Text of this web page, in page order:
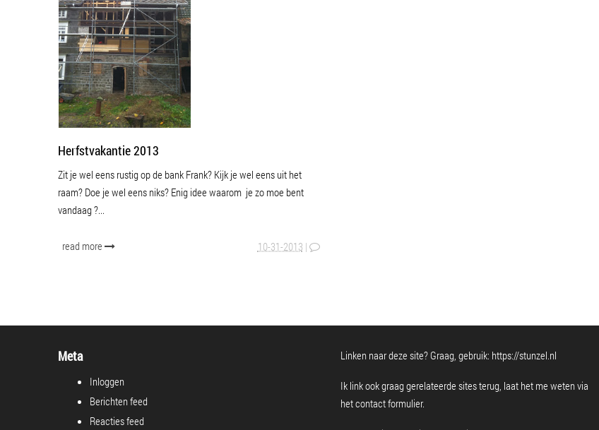
Herfstvakantie 2013
Zit je wel eens rustig op de bank Frank? Kijk je wel eens uit het
raam? Doe je wel eens niks? Enig idee waarom je zo moe bent
vandaag ?...
read more 10-31-2013 |
Meta
Inloggen
Berichten feed
Reacties feed
Linken naar deze site? Graag, gebruik: https://stunzel.nl
Ik link ook graag gerelateerde sites terug, laat het me weten via
hetcontact formulier.